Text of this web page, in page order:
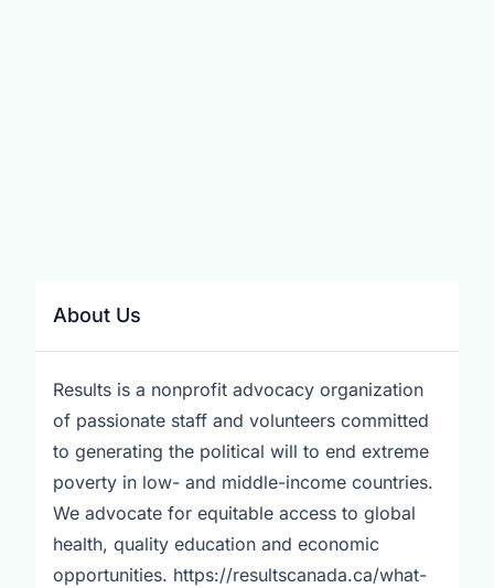
About Us
Results is a nonprofit advocacy organization
of passionate staff and volunteers committed
to generating the political will to end extreme
poverty in low- and middle-income countries.
We advocate for equitable access to global
health, quality education and economic
opportunities. https://resultscanada.ca/what-